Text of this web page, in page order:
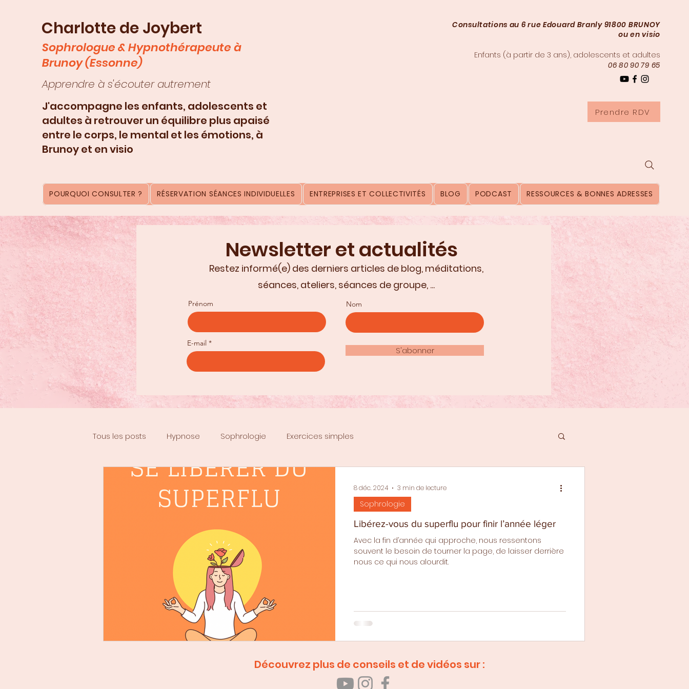
Charlotte de Joybert
Sophrologue & Hypnothérapeute à
Brunoy (Essonne)
Apprendre à s'écouter autrement
J'accompagne les enfants, adolescents et
adultes à retrouver un équilibre plus apaisé
entre le corps, le mental et les émotions, à
Brunoy et en visio
Consultations au 6 rue Edouard Branly 91800 BRUNOY
ou en visio
Enfants (à partir de 3 ans), adolescents et adultes
06 80 90 79 65
Prendre RDV
POURQUOI CONSULTER ? RÉSERVATION SÉANCES INDIVIDUELLES ENTREPRISES ET COLLECTIVITÉS BLOG PODCAST RESSOURCES & BONNES ADRESSES
Newsletter et actualités
Restez informé(e) des derniers articles de blog, méditations,
séances, ateliers, séances de groupe, ...
Prénom
E-mail
Nom
S'abonner
Tous les posts Hypnose Sophrologie Exercices simples
Libérez-vous du superflu pour finir l’année léger
Avec la fin d’année qui approche, nous ressentons
souvent le besoin de tourner la page, de laisser derrière
nous ce qui nous alourdit.
Sophrologie
8 déc. 2024 3 min de lecture
Découvrez plus de conseils et de vidéos sur :